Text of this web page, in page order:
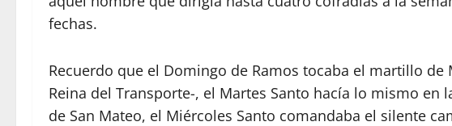
fechas.
Recuerdo que el Domingo de Ramos tocaba el martillo
Reina del Transporte-, el Martes Santo hacía lo mismo en
de San Mateo, el Miércoles Santo comandaba el silente